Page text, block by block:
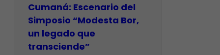
Cumaná: Escenario del
Simposio “Modesta Bor,
un legado que
transciende”